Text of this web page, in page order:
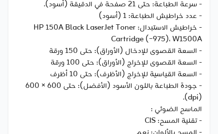
- سرعة الطباعة: حتى 21 صفحة في الدقيقة (أسود).
- عدد خراطيش الطباعة: 1 (أسود)
- خراطيش الاستبدال: HP 150A Black LaserJet Toner
Cartridge (~975)، W1500A
- السعة القصوى للإدخال (الأوراق): حتى 150 ورقة
- السعة القصوى للإخراج (الأوراق): حتى 100 ورقة
- السعة القياسية للإخراج (الأظرف): حتى 10 أظرف
- جودة الطباعة باللون الأسود (الأفضل): حتى 600 × 600
(dpi).
الماسح الضوئي :
- تقنية المسح: CIS